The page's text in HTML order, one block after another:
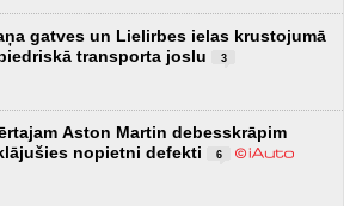
gatves un Lielirbes ielas krustojumā
transporta joslu
3
Aston Martin debesskrāpim
nopietni defekti
6